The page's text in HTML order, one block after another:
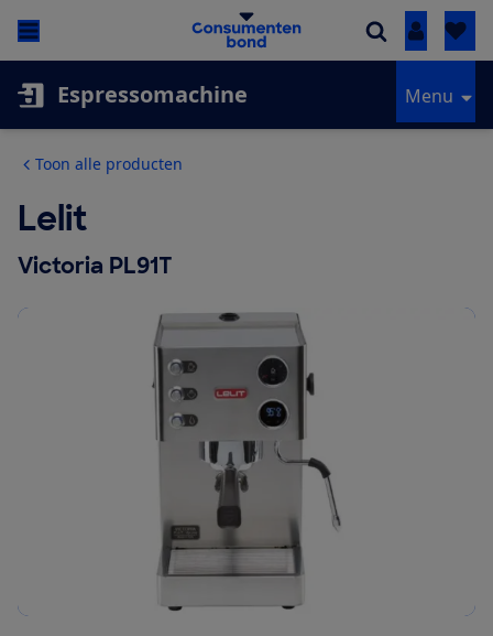
Inloggen
Espressomachine Menu
Toon alle producten
Lelit
Victoria PL91T